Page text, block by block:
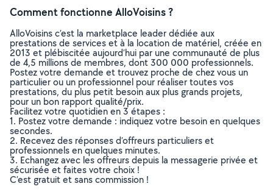
Comment fonctionne AlloVoisins ?
AlloVoisins c’est la marketplace leader dédiée aux
prestations de services et à la location de matériel, créée en
2013 et plébiscitée aujourd’hui par une communauté de plus
de 4,5 millions de membres, dont 300 000 professionnels.
Postez votre demande et trouvez proche de chez vous un
particulier ou un professionnel pour réaliser toutes vos
prestations, du plus petit besoin aux plus grands projets,
pour un bon rapport qualité/prix.
Facilitez votre quotidien en 3 étapes :
1. Postez votre demande : indiquez votre besoin en quelques
secondes.
2. Recevez des réponses d’offreurs particuliers et
professionnels en quelques minutes.
3. Echangez avec les offreurs depuis la messagerie privée et
sécurisée et faites votre choix !
C’est gratuit et sans commission !